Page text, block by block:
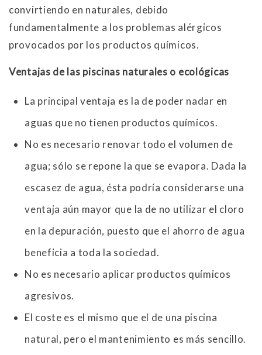
convirtiendo en naturales, debido
fundamentalmente a los problemas alérgicos
provocados por los productos químicos.
Ventajas de las piscinas naturales o ecológicas
La principal ventaja es la de poder nadar en
aguas que no tienen productos químicos.
No es necesario renovar todo el volumen de
agua; sólo se repone la que se evapora. Dada la
escasez de agua, ésta podría considerarse una
ventaja aún mayor que la de no utilizar el cloro
en la depuración, puesto que el ahorro de agua
beneficia a toda la sociedad.
No es necesario aplicar productos químicos
agresivos.
El coste es el mismo que el de una piscina
natural, pero el mantenimiento es más sencillo.